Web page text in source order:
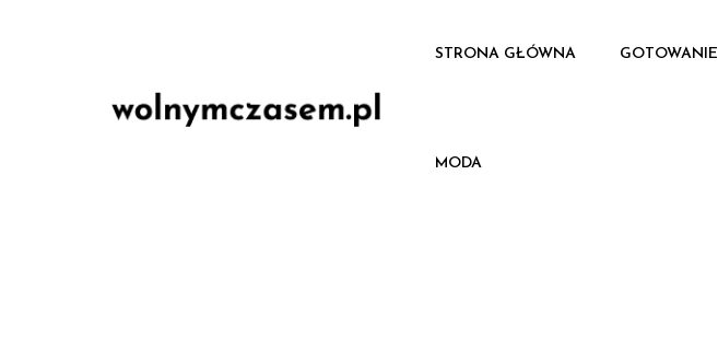
STRONA GŁÓWNA GOTOWANIE
MODA